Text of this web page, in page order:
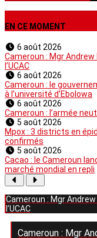
EN CE MOMENT
6 août 2026
Cameroun : Mgr
l’UCAC
6 août 2026
Cameroun : le
à l’université d’Ebolowa
6 août 2026
Cameroun : l’armée
5 août 2026
Mpox : 3 districts en
confirmés
5 août 2026
Cacao : le Cameroun
marché mondial en repli
Cameroun : Mgr
l’UCAC
Cameroun : Mgr